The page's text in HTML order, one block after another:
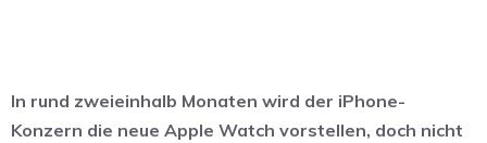
In rund zweieinhalb Monaten wird der iPhone-
Konzern die neue Apple Watch vorstellen, doch nicht